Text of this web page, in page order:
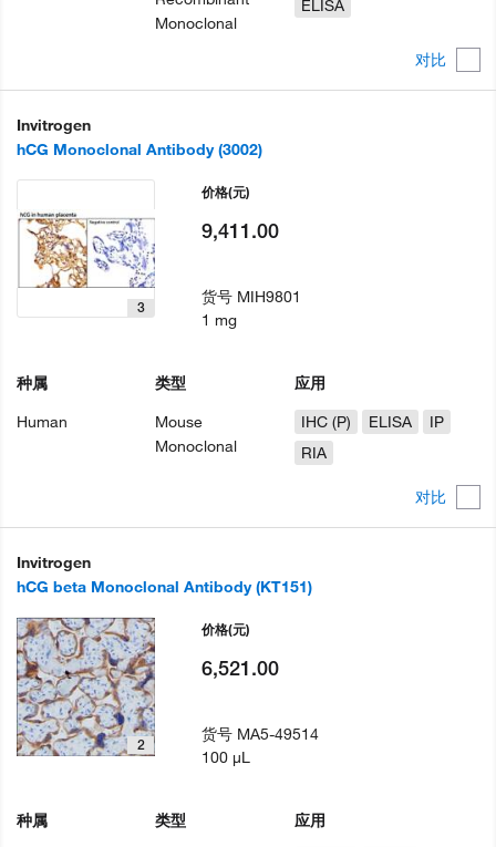
对比
Monoclonal
ELISA
Invitrogen
hCG Monoclonal Antibody (3002)
对比
3
种属
Human
类型
Mouse
Monoclonal
应用
IHC (P)
ELISA
IP
RIA
价格(元)
9,411.00
货号 MIH9801
1 mg
Invitrogen
hCG beta Monoclonal Antibody (KT151)
2
种属
类型
应用
价格(元)
6,521.00
货号 MA5-49514
100 µL